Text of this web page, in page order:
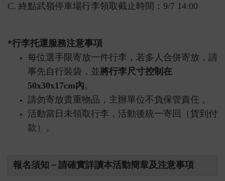
C. 終點武嶺停車場行李領取截止時間：9/7 14:00
*行李托運服務注意事項
每位選手限寄放一件行李，若多人合併寄放，請
事先自行裝袋，並將行李尺寸控制在
50x30x17cm內。
請勿寄放貴重物品，主辦單位不負保管責任 。
活動當日未領取行李，活動後統一寄回（貨到付
款）。
報名須知－請確實詳讀本活動簡章及注意事項